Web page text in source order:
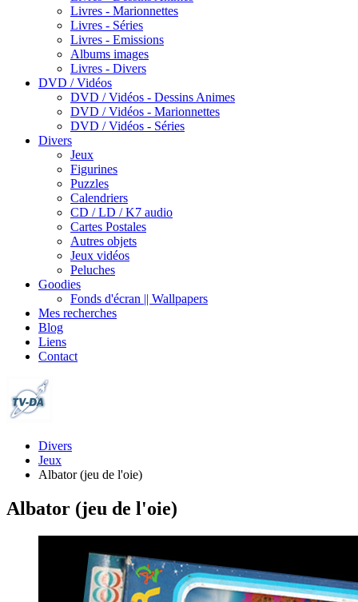
Livres - Marionnettes
Livres - Séries
Livres - Emissions
Albums images
Livres - Divers
DVD / Vidéos
DVD / Vidéos - Dessins Animes
DVD / Vidéos - Marionnettes
DVD / Vidéos - Séries
Divers
Jeux
Figurines
Puzzles
Calendriers
CD / LD / K7 audio
Cartes Postales
Autres objets
Jeux vidéos
Peluches
Goodies
Fonds d'écran || Wallpapers
Mes recherches
Blog
Liens
Contact
Divers
Jeux
Albator (jeu de l'oie)
Albator (jeu de l'oie)